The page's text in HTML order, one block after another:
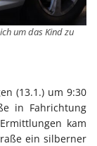
um das Kind zu
(13.1.) um 9:30
in Fahrichtung
kam
ein silberner